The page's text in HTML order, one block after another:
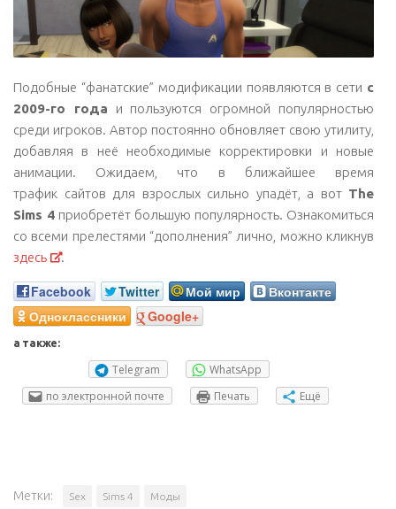
Подобные “фанатские” модификации появляются в сети с
2009-го года и пользуются огромной популярностью
среди игроков. Автор постоянно обновляет свою утилиту,
добавляя в неё необходимые корректировки и новые
анимации. Ожидаем, что в ближайшее время
трафик сайтов для взрослых сильно упадёт, а вот The
Sims 4 приобретёт большую популярность. Ознакомиться
со всеми прелестями “дополнения” лично, можно кликнув
здесь
.
Facebook Twitter Мой мир
Вконтакте
Одноклассники
Google+
а также:
Telegram
WhatsApp
по электронной почте
Печать Ещё
Метки: Sex Sims 4 Моды